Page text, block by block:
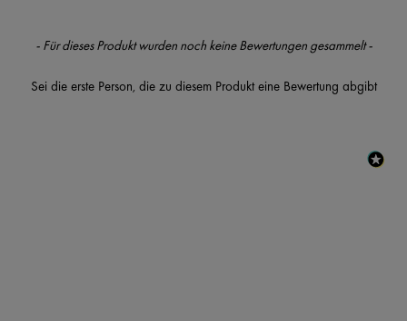
- Für dieses Produkt wurden noch keine Bewertungen gesammelt -
Sei die erste Person, die zu diesem Produkt eine Bewertung abgibt
New content loaded